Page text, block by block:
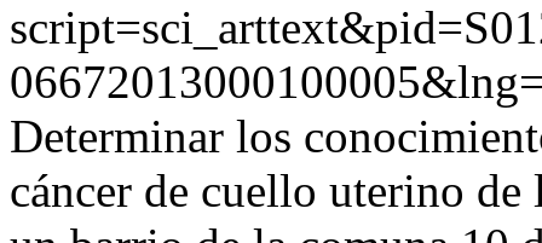
Determinar los
cáncer de cuello uterino de